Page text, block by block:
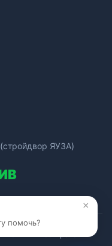
ЯУЗА)
Все права
помочь?
×